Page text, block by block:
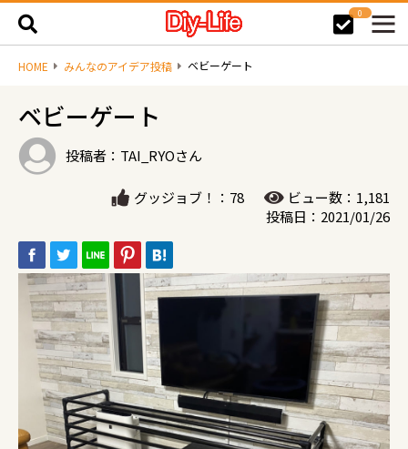
0
HOME みんなのアイデア投稿 ベビーゲート
ベビーゲート
投稿者：TAI_RYOさん
グッジョブ！：78
ビュー数：1,181
投稿日：2021/01/26